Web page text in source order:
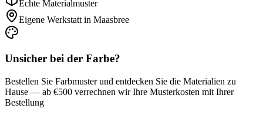
Echte Materialmuster
Eigene Werkstatt in Maasbree
Unsicher bei der Farbe?
Bestellen Sie Farbmuster und entdecken Sie die Materialien zu
Hause — ab €500 verrechnen wir Ihre Musterkosten mit Ihrer
Bestellung